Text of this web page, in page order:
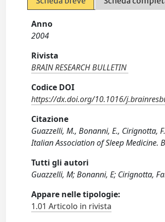
Anno
2004
Rivista
BRAIN RESEARCH BULLETIN
Codice DOI
https://dx.doi.org/10.1016/
Citazione
Guazzelli, M., Bonanni, E., Cirignotta,
Italian Association of Sleep Medicine.
Tutti gli autori
Guazzelli, M; Bonanni, E; Cirignotta,
Appare nelle tipologie:
1.01 Articolo in rivista